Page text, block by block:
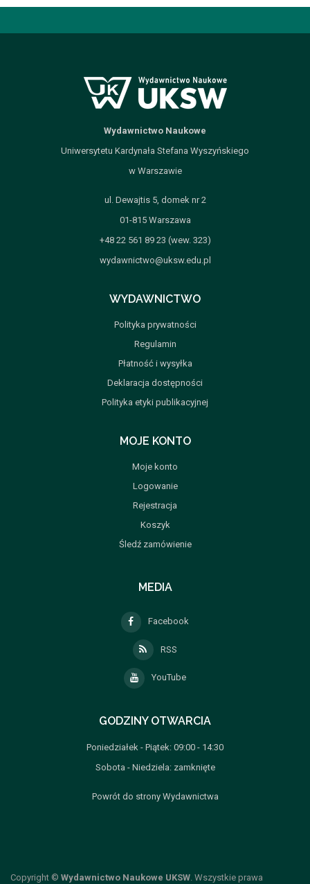
Wydawnictwo Naukowe
Uniwersytetu Kardynała Stefana Wyszyńskiego
w Warszawie
ul. Dewajtis 5, domek nr 2
01-815 Warszawa
+48 22 561 89 23 (wew. 323)
wydawnictwo@uksw.edu.pl
WYDAWNICTWO
Polityka prywatności
Regulamin
Płatność i wysyłka
Deklaracja dostępności
Polityka etyki publikacyjnej
MOJE KONTO
Moje konto
Logowanie
Rejestracja
Koszyk
Śledź zamówienie
MEDIA
Facebook
RSS
YouTube
GODZINY OTWARCIA
Poniedziałek - Piątek: 09:00 - 14:30
Sobota - Niedziela: zamknięte
Powrót do strony Wydawnictwa
Copyright © Wydawnictwo Naukowe UKSW . Wszystkie prawa